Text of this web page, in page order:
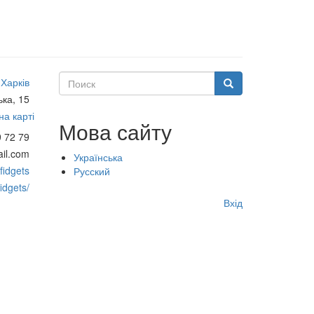
Харків
15
карті
72 79
Поиск Поиск
Мова сайту
Українська
Русский
Вхід